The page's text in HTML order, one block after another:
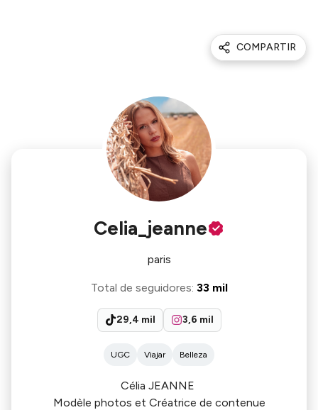
COMPARTIR
Celia_jeanne
paris
Total de seguidores: 33 mil
29,4 mil 3,6 mil
UGC Viajar Belleza
Célia JEANNE
Modèle photos et Créatrice de contenue